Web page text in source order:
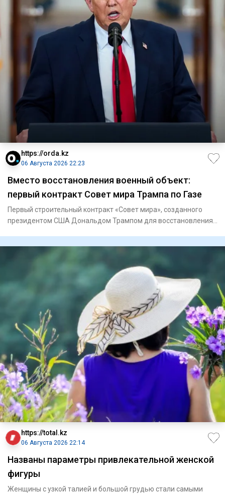
https://orda.kz
06 Августа 2026 22:23
Вместо восстановления военный объект:
первый контракт Совет мира Трампа по Газе
Первый строительный контракт «Совет мира», созданного
президентом США Дональдом Трампом для восстановления
https://total.kz
06 Августа 2026 22:14
Названы параметры привлекательной женской
фигуры
Женщины с узкой талией и большой грудью стали самыми